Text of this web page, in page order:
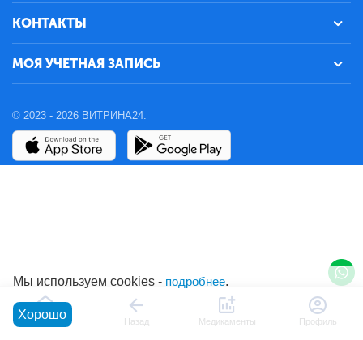
КОНТАКТЫ
МОЯ УЧЕТНАЯ ЗАПИСЬ
© 2023 - 2026 ВИТРИНА24.
Главная Назад Медикаменты Профиль
Мы используем cookies - подробнее.
Хорошо